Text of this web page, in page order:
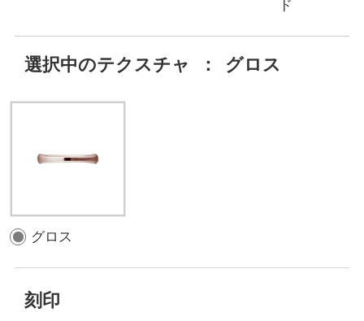
ド
選択中のテクスチャ ： グロス
グロス
刻印